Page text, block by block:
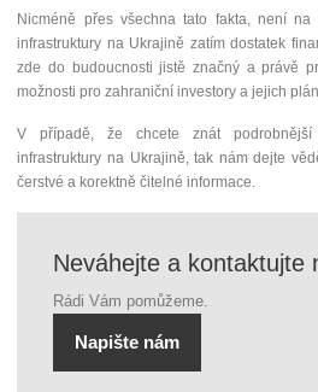
Nicméně přes všechna tato fakta, není
infrastruktury na Ukrajině zatím dostatek
zde do budoucnosti jistě značný a právě
možnosti pro zahraniční investory a jejich
V případě, že chcete znát
infrastruktury na Ukrajině, tak nám dejte
čerstvé a korektně čitelné informace.
Neváhejte a kontaktujte
Rádi Vám pomůžeme.
Napište nám